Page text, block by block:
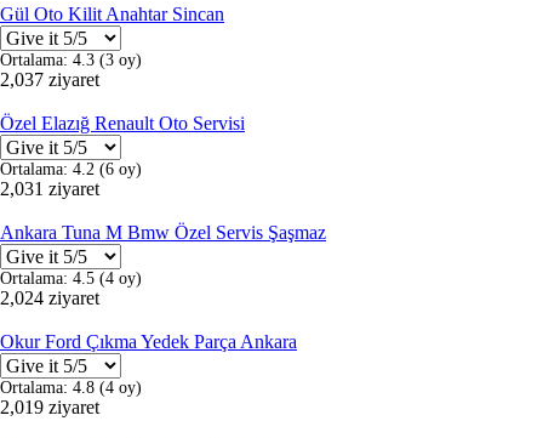
Gül Oto Kilit Anahtar Sincan
Ortalama: 4.3 (3 oy)
2,037 ziyaret
Özel Elazığ Renault Oto Servisi
Ortalama: 4.2 (6 oy)
2,031 ziyaret
Ankara Tuna M Bmw Özel Servis Şaşmaz
Ortalama: 4.5 (4 oy)
2,024 ziyaret
Okur Ford Çıkma Yedek Parça Ankara
Ortalama: 4.8 (4 oy)
2,019 ziyaret